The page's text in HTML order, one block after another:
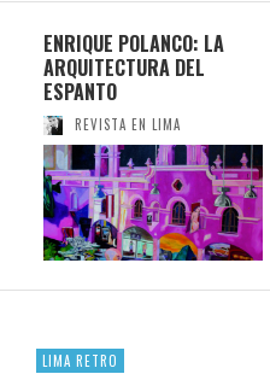
ENRIQUE POLANCO: LA
ARQUITECTURA DEL
ESPANTO
REVISTA EN LIMA
LIMA RETRO